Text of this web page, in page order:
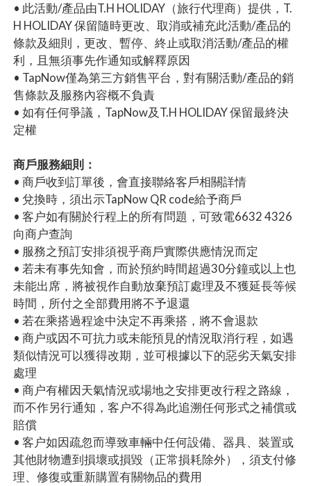
• 此活動/產品由T.H HOLIDAY（旅行代理商）提供，T.
H HOLIDAY 保留隨時更改、取消或補充此活動/產品的
條款及細則，更改、暫停、終止或取消活動/產品的權
利，且無須事先作通知或解釋原因
• TapNow僅為第三方銷售平台，對有關活動/產品的銷
售條款及服務內容概不負責
• 如有任何爭議，TapNow及T.H HOLIDAY 保留最終決
定權
商戶服務細則：
• 商戶收到訂單後，會直接聯絡客戶相關詳情
• 兌換時，須出示TapNow QR code給予商戶
• 客户如有關於行程上的所有問題，可致電6632 4326
向商户查詢
• 服務之預訂安排須視乎商戶實際供應情況而定
• 若未有事先知會，而於預約時間超過30分鐘或以上也
未能出席，將被視作自動放棄預訂處理及不獲延長等候
時間，所付之全部費用將不予退還
• 若在乘搭過程途中決定不再乘搭，將不會退款
• 商户或因不可抗力或未能預見的情況取消行程，如遇
類似情況可以獲得改期，並可根據以下的惡劣天氣安排
處理
• 商户有權因天氣情況或場地之安排更改行程之路線，
而不作另行通知，客户不得為此追溯任何形式之補償或
賠償
• 客户如因疏忽而導致車輛中任何設備、器具、裝置或
其他財物遭到損壞或損毀（正常損耗除外），須支付修
理、修復或重新購置有關物品的費用